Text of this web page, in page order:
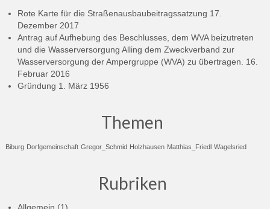
Rote Karte für die Straßenausbaubeitragssatzung 17.
Dezember 2017
Antrag auf Aufhebung des Beschlusses, dem WVA beizutreten
und die Wasserversorgung Alling dem Zweckverband zur
Wasserversorgung der Ampergruppe (WVA) zu übertragen.
16.
Februar 2016
Gründung 1. März 1956
Themen
Biburg Dorfgemeinschaft Gregor_Schmid Holzhausen Matthias_Friedl Wagelsried
Rubriken
Allgemein (1)